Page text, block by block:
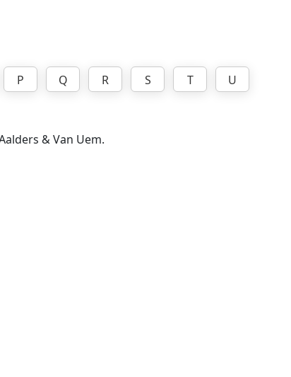
P Q R S T
U
& Van Uem.